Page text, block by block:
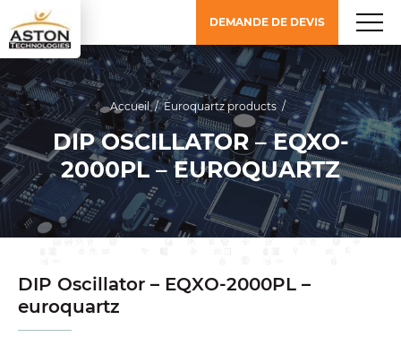
DEMANDE DE DEVIS
Accueil / Euroquartz products /
DIP OSCILLATOR – EQXO-
2000PL – EUROQUARTZ
DIP Oscillator – EQXO-2000PL –
euroquartz